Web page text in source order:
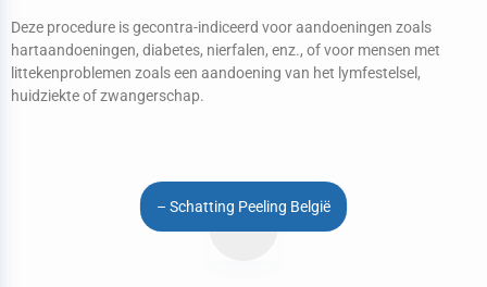
Deze procedure is gecontra-indiceerd voor aandoeningen zoals
hartaandoeningen, diabetes, nierfalen, enz., of voor mensen met
littekenproblemen zoals een aandoening van het lymfestelsel,
huidziekte of zwangerschap.
– Schatting Peeling België